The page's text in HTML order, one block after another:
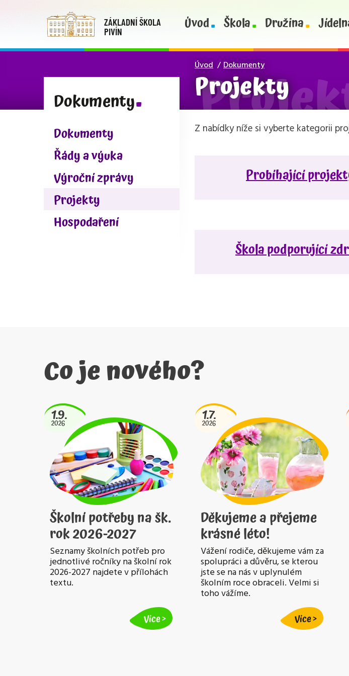
ZÁKLADNÍ ŠKOLA
PIVÍN
Úvod Škola Družina
Úvod Dokumenty
Projekty
Dokumenty
Dokumenty
Řády a výuka
Výroční zprávy
Projekty
Hospodaření
Z nabídky níže si vyberte kategorii
Probíhající
Škola podporující
Co je nového?
1.9.
2026
Školní potřeby na šk.
rok 2026-2027
Seznamy školních potřeb pro
jednotlivé ročníky na školní rok
2026-2027 najdete v přílohách
textu.
Více
1.7.
2026
Děkujeme a přejeme
krásné léto!
Vážení rodiče, děkujeme vám za
spolupráci a důvěru, se kterou
jste se na nás v uplynulém
školním roce obraceli. Velmi si
toho vážíme.
Více